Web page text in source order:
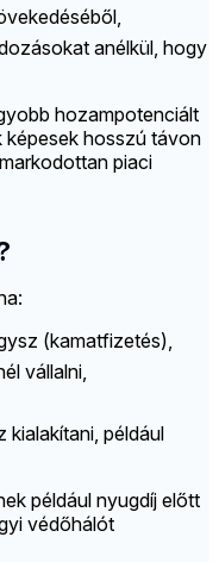
anélkül, hogy
hozampotenciált
képesek hosszú távon
piaci
(kamatfizetés),
vállalni,
például
például nyugdíj előtt
védőhálót